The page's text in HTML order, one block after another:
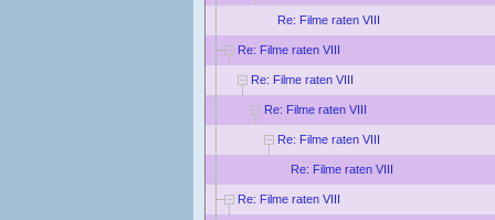
Re: Filme raten VIII
Re: Filme raten VIII
Re: Filme raten VIII
Re: Filme raten VIII
Re: Filme raten VIII
Re: Filme raten VIII
Re: Filme raten VIII